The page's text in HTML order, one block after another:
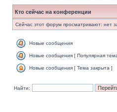
Кто сейчас на конференции
Сейчас этот форум просматривают: нет
Новые сообщения
Новые сообщения [ Популярная
Новые сообщения [ Тема закрыта ]
Найти: